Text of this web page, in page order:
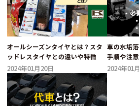
オールシーズンタイヤとは？スタ
ッドレスタイヤとの違いや特徴
2024年01月20日
車の水垢
手順や注
2024年01